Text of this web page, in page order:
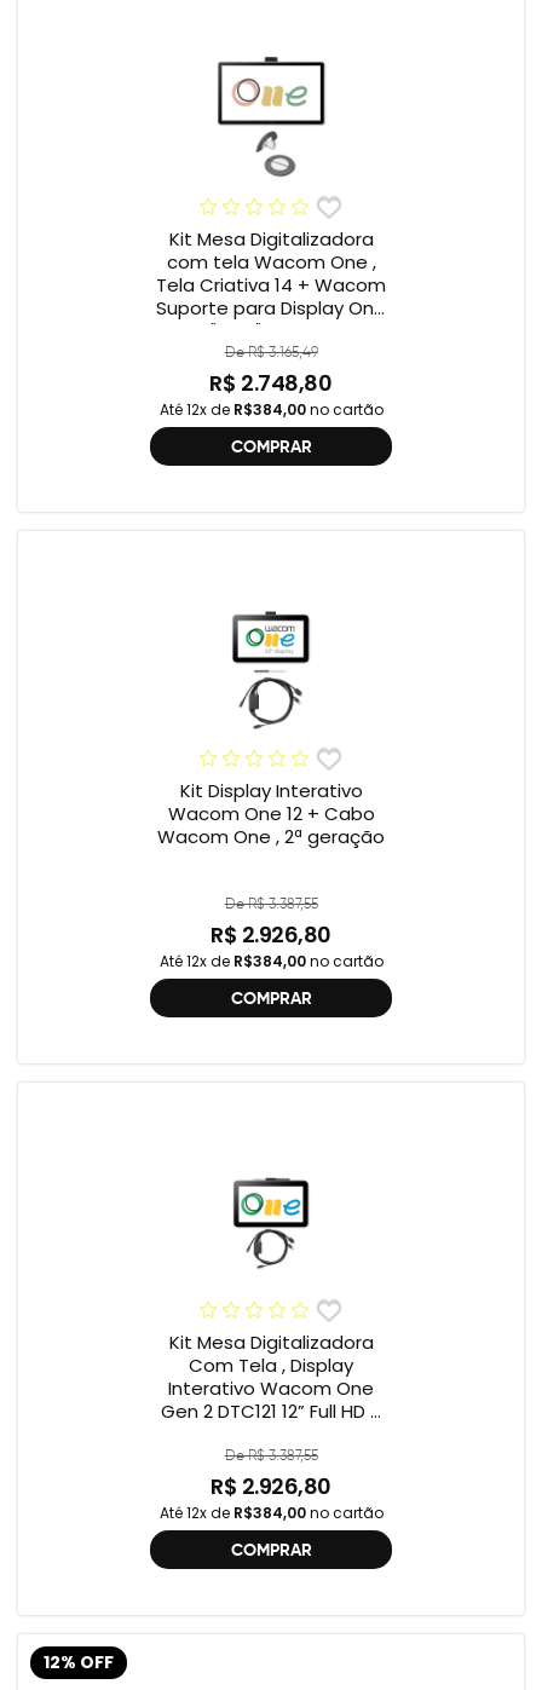
Kit Mesa Digitalizadora
com tela Wacom One ,
Tela Criativa 14 + Wacom
Suporte para Display One
12" e 13" ACK649Z
De R$ 3.165,49
R$ 2.748,80
Até 12x de R$384,00no cartão
COMPRAR
Kit Display Interativo
Wacom One 12 + Cabo
Wacom One , 2ª geração
De R$ 3.387,55
R$ 2.926,80
Até 12x de R$384,00no cartão
COMPRAR
Kit Mesa Digitalizadora
Com Tela , Display
Interativo Wacom One
Gen 2 DTC121 12” Full HD +
geração , DTC121 ,
DTH134W,
De R$ 3.387,55
R$ 2.926,80
Até 12x de R$384,00no cartão
COMPRAR
12% OFF